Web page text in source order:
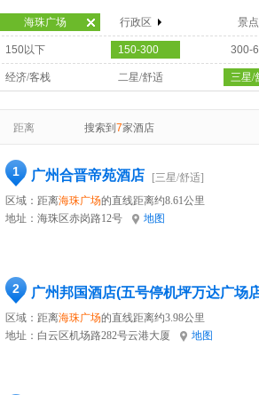
海珠广场 行政区 景点
150以下 150-300 300-
经济/客栈 二星/舒适 三星/
距离 搜索到 7家酒店
1 广州合晋帝苑酒店
[三星/舒适]
区域：距离海珠广场的直线距离约8.61公里
地址： 海珠区赤岗路12号 地图
2 广州邦国酒店(五号停机坪万达广场
区域：距离海珠广场的直线距离约3.98公里
地址： 白云区机场路282号云港大厦 地图